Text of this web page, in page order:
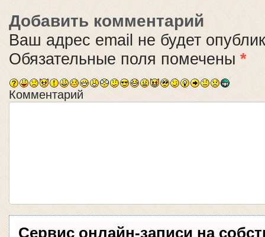
Добавить комментарий
Ваш адрес email не будет
Обязательные поля помечены *
Комментарий
Сервис онлайн-записи на